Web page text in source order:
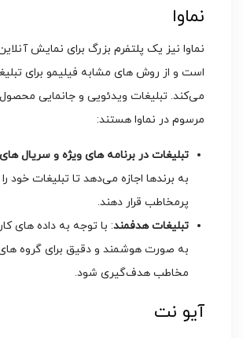
نماوا
نماوا نیز یک پلتفرم بزرگ برای نمایش
است و از روش‌ های مشابه فیلیمو برای
می‌کند. تبلیغات ویدئویی و جانمایی
مرسوم در نماوا هستند:
تبلیغات در برنامه‌ های ویژه و سریال‌
به برندها اجازه می‌دهد تا تبلیغات خود
پرمخاطب قرار دهند.
تبلیغات هدفمند: با توجه به داده‌ های
به صورت هوشمند و دقیق برای گروه‌
مخاطب هدف‌گیری شود.
آیو نت